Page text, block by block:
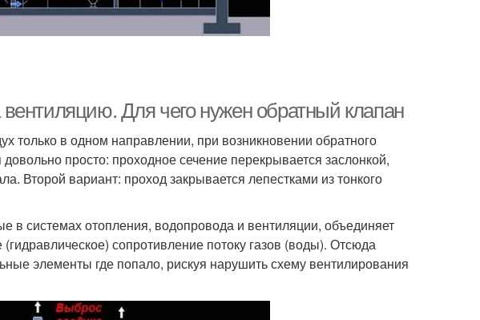
вентиляцию. Для чего нужен обратный клапан
только в одном направлении, при возникновении обратного
просто: проходное сечение перекрывается заслонкой,
Второй вариант: проход закрывается лепестками из тонкого
системах отопления, водопровода и вентиляции, объединяет
сопротивление потоку газов (воды). Отсюда
элементы где попало, рискуя нарушить схему вентилирования